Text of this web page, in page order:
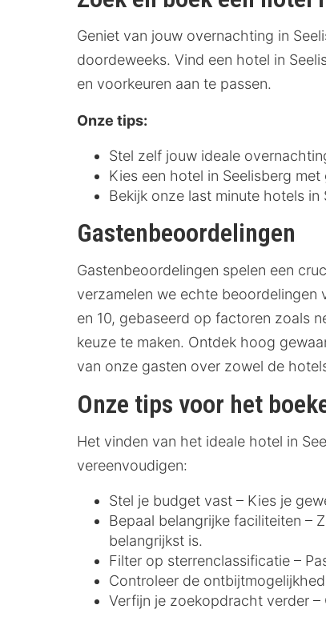
Geniet van jouw overnachting in
doordeweeks. Vind een hotel in
en voorkeuren aan te passen.
Onze tips:
Stel zelf jouw ideale
Kies een hotel in Seelisberg met
Bekijk onze last minute hotels
Gastenbeoordelingen
Gastenbeoordelingen spelen een
verzamelen we echte beoordelingen
en 10, gebaseerd op factoren zoals
keuze te maken. Ontdek hoog
van onze gasten over zowel de
Onze tips voor het
Het vinden van het ideale hotel in
vereenvoudigen:
Stel je budget vast – Kies je
Bepaal belangrijke faciliteiten –
belangrijkst is.
Filter op sterrenclassificatie –
Controleer de
Verfijn je zoekopdracht verder